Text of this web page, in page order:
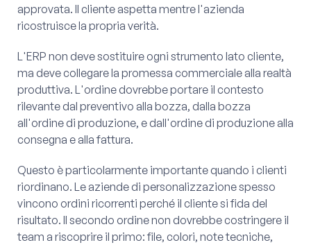
approvata. Il cliente aspetta mentre l'azienda
ricostruisce la propria verità.
L'ERP non deve sostituire ogni strumento lato cliente,
ma deve collegare la promessa commerciale alla realtà
produttiva. L'ordine dovrebbe portare il contesto
rilevante dal preventivo alla bozza, dalla bozza
all'ordine di produzione, e dall'ordine di produzione alla
consegna e alla fattura.
Questo è particolarmente importante quando i clienti
riordinano. Le aziende di personalizzazione spesso
vincono ordini ricorrenti perché il cliente si fida del
risultato. Il secondo ordine non dovrebbe costringere il
team a riscoprire il primo: file, colori, note tecniche,